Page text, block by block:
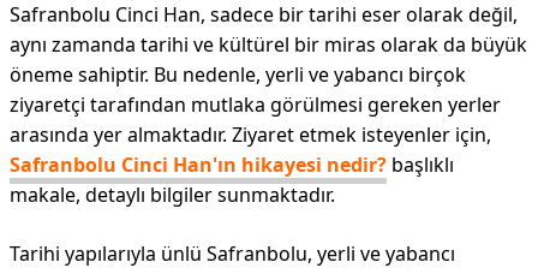
Safranbolu Cinci Han, sadece bir tarihi eser olarak değil,
aynı zamanda tarihi ve kültürel bir miras olarak da büyük
öneme sahiptir. Bu nedenle, yerli ve yabancı birçok
ziyaretçi tarafından mutlaka görülmesi gereken yerler
arasında yer almaktadır. Ziyaret etmek isteyenler için,
Safranbolu Cinci Han'ın hikayesi nedir? başlıklı
makale, detaylı bilgiler sunmaktadır.
Tarihi yapılarıyla ünlü Safranbolu, yerli ve yabancı